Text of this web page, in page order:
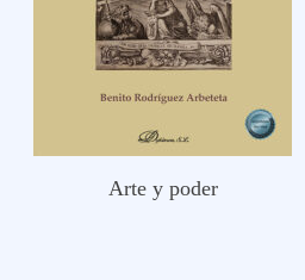
Arte y poder